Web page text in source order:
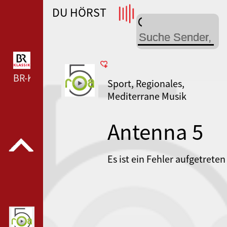
WDR 4 --- WDR 4 ---
BR-KLASSIK --- BR-KLASSIK ---
DU HÖRST
Sport, Regionales,
Mediterrane Musik
Antenna 5
Es ist ein Fehler aufgetreten